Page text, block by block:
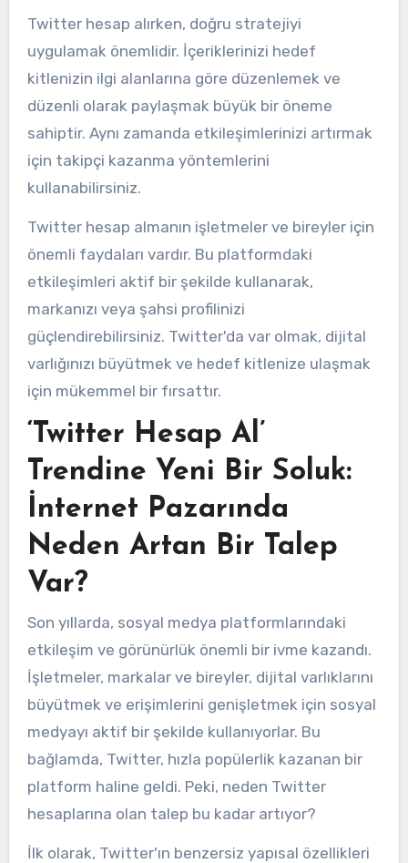
Twitter hesap alırken, doğru stratejiyi
uygulamak önemlidir. İçeriklerinizi hedef
kitlenizin ilgi alanlarına göre düzenlemek ve
düzenli olarak paylaşmak büyük bir öneme
sahiptir. Aynı zamanda etkileşimlerinizi artırmak
için takipçi kazanma yöntemlerini
kullanabilirsiniz.
Twitter hesap almanın işletmeler ve bireyler için
önemli faydaları vardır. Bu platformdaki
etkileşimleri aktif bir şekilde kullanarak,
markanızı veya şahsi profilinizi
güçlendirebilirsiniz. Twitter'da var olmak, dijital
varlığınızı büyütmek ve hedef kitlenize ulaşmak
için mükemmel bir fırsattır.
‘Twitter Hesap Al’
Trendine Yeni Bir Soluk:
İnternet Pazarında
Neden Artan Bir Talep
Var?
Son yıllarda, sosyal medya platformlarındaki
etkileşim ve görünürlük önemli bir ivme kazandı.
İşletmeler, markalar ve bireyler, dijital varlıklarını
büyütmek ve erişimlerini genişletmek için sosyal
medyayı aktif bir şekilde kullanıyorlar. Bu
bağlamda, Twitter, hızla popülerlik kazanan bir
platform haline geldi. Peki, neden Twitter
hesaplarına olan talep bu kadar artıyor?
İlk olarak, Twitter'ın benzersiz yapısal özellikleri